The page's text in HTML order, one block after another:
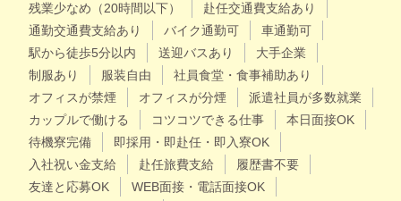
残業少なめ（20時間以下）
赴任交通費支給あり
通勤交通費支給あり
バイク通勤可
車通勤可
駅から徒歩5分以内
送迎バスあり
大手企業
制服あり
服装自由
社員食堂・食事補助あり
オフィスが禁煙
オフィスが分煙
派遣社員が多数就業
カップルで働ける
コツコツできる仕事
本日面接OK
待機寮完備
即採用・即赴任・即入寮OK
入社祝い金支給
赴任旅費支給
履歴書不要
友達と応募OK
WEB面接・電話面接OK